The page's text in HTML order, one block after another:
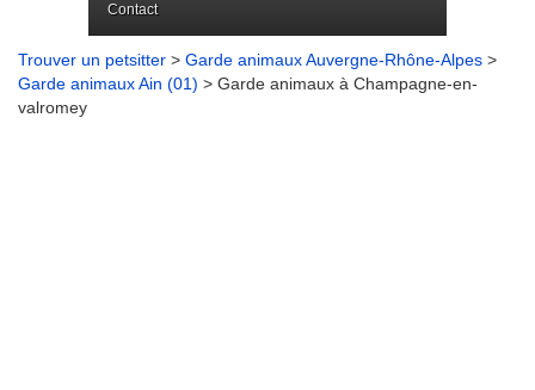
Contact
Trouver un petsitter > Garde animaux Auvergne-Rhône-Alpes >
Garde animaux Ain (01) > Garde animaux à Champagne-en-
valromey